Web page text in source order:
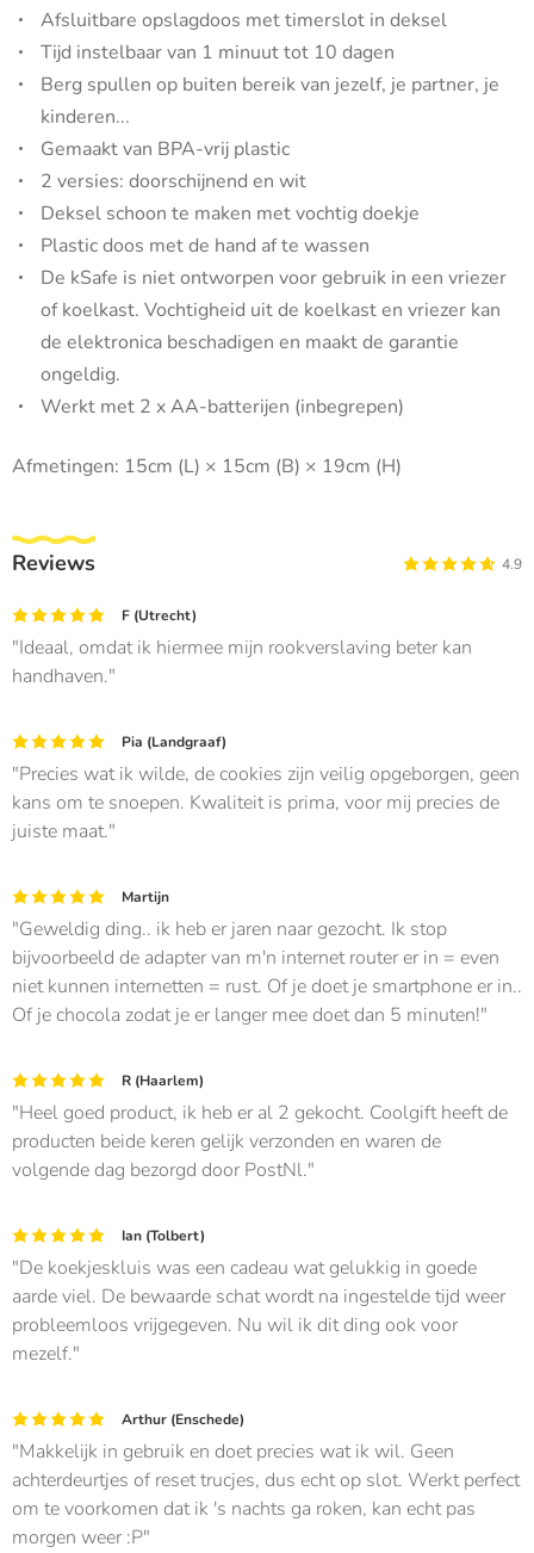
Afsluitbare opslagdoos met timerslot in deksel
Tijd instelbaar van 1 minuut tot 10 dagen
Berg spullen op buiten bereik van jezelf, je partner, je
kinderen...
Gemaakt van BPA-vrij plastic
2 versies: doorschijnend en wit
Deksel schoon te maken met vochtig doekje
Plastic doos met de hand af te wassen
De kSafe is niet ontworpen voor gebruik in een vriezer
of koelkast. Vochtigheid uit de koelkast en vriezer kan
de elektronica beschadigen en maakt de garantie
ongeldig.
Werkt met 2 x AA-batterijen (inbegrepen)
Afmetingen: 15cm (L) × 15cm (B) × 19cm (H)
Reviews 4.9
F (Utrecht)
Ideaal, omdat ik hiermee mijn rookverslaving beter kan
handhaven.
Pia (Landgraaf)
Precies wat ik wilde, de cookies zijn veilig opgeborgen, geen
kans om te snoepen. Kwaliteit is prima, voor mij precies de
juiste maat.
Martijn
Geweldig ding.. ik heb er jaren naar gezocht. Ik stop
bijvoorbeeld de adapter van m'n internet router er in = even
niet kunnen internetten = rust. Of je doet je smartphone er in..
Of je chocola zodat je er langer mee doet dan 5 minuten!
R (Haarlem)
Heel goed product, ik heb er al 2 gekocht. Coolgift heeft de
producten beide keren gelijk verzonden en waren de
volgende dag bezorgd door PostNl.
Ian (Tolbert)
De koekjeskluis was een cadeau wat gelukkig in goede
aarde viel. De bewaarde schat wordt na ingestelde tijd weer
probleemloos vrijgegeven. Nu wil ik dit ding ook voor
mezelf.
Arthur (Enschede)
Makkelijk in gebruik en doet precies wat ik wil. Geen
achterdeurtjes of reset trucjes, dus echt op slot. Werkt perfect
om te voorkomen dat ik 's nachts ga roken, kan echt pas
morgen weer :P